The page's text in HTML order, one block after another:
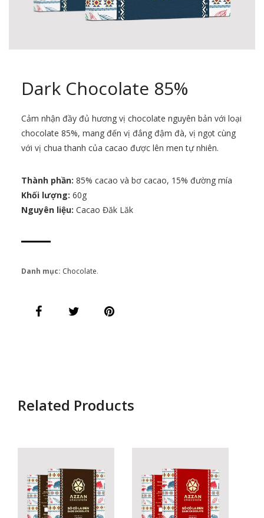
Dark Chocolate 85%
Cảm nhận đầy đủ hương vị chocolate nguyên bản với loại
chocolate 85%, mang đến vị đắng đậm đà, vị ngọt cùng
với vị chua thanh của cacao được lên men tự nhiên.
Thành phần: 85% cacao và bơ cacao, 15% đường mía
Khối lượng: 60g
Nguyên liệu: Cacao Đăk Lăk
Danh mục: Chocolate.
Related Products